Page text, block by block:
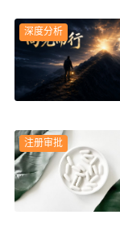
深度分析
注册审批